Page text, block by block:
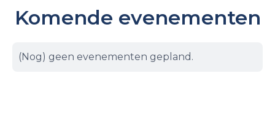
Komende evenementen
(Nog) geen evenementen gepland.